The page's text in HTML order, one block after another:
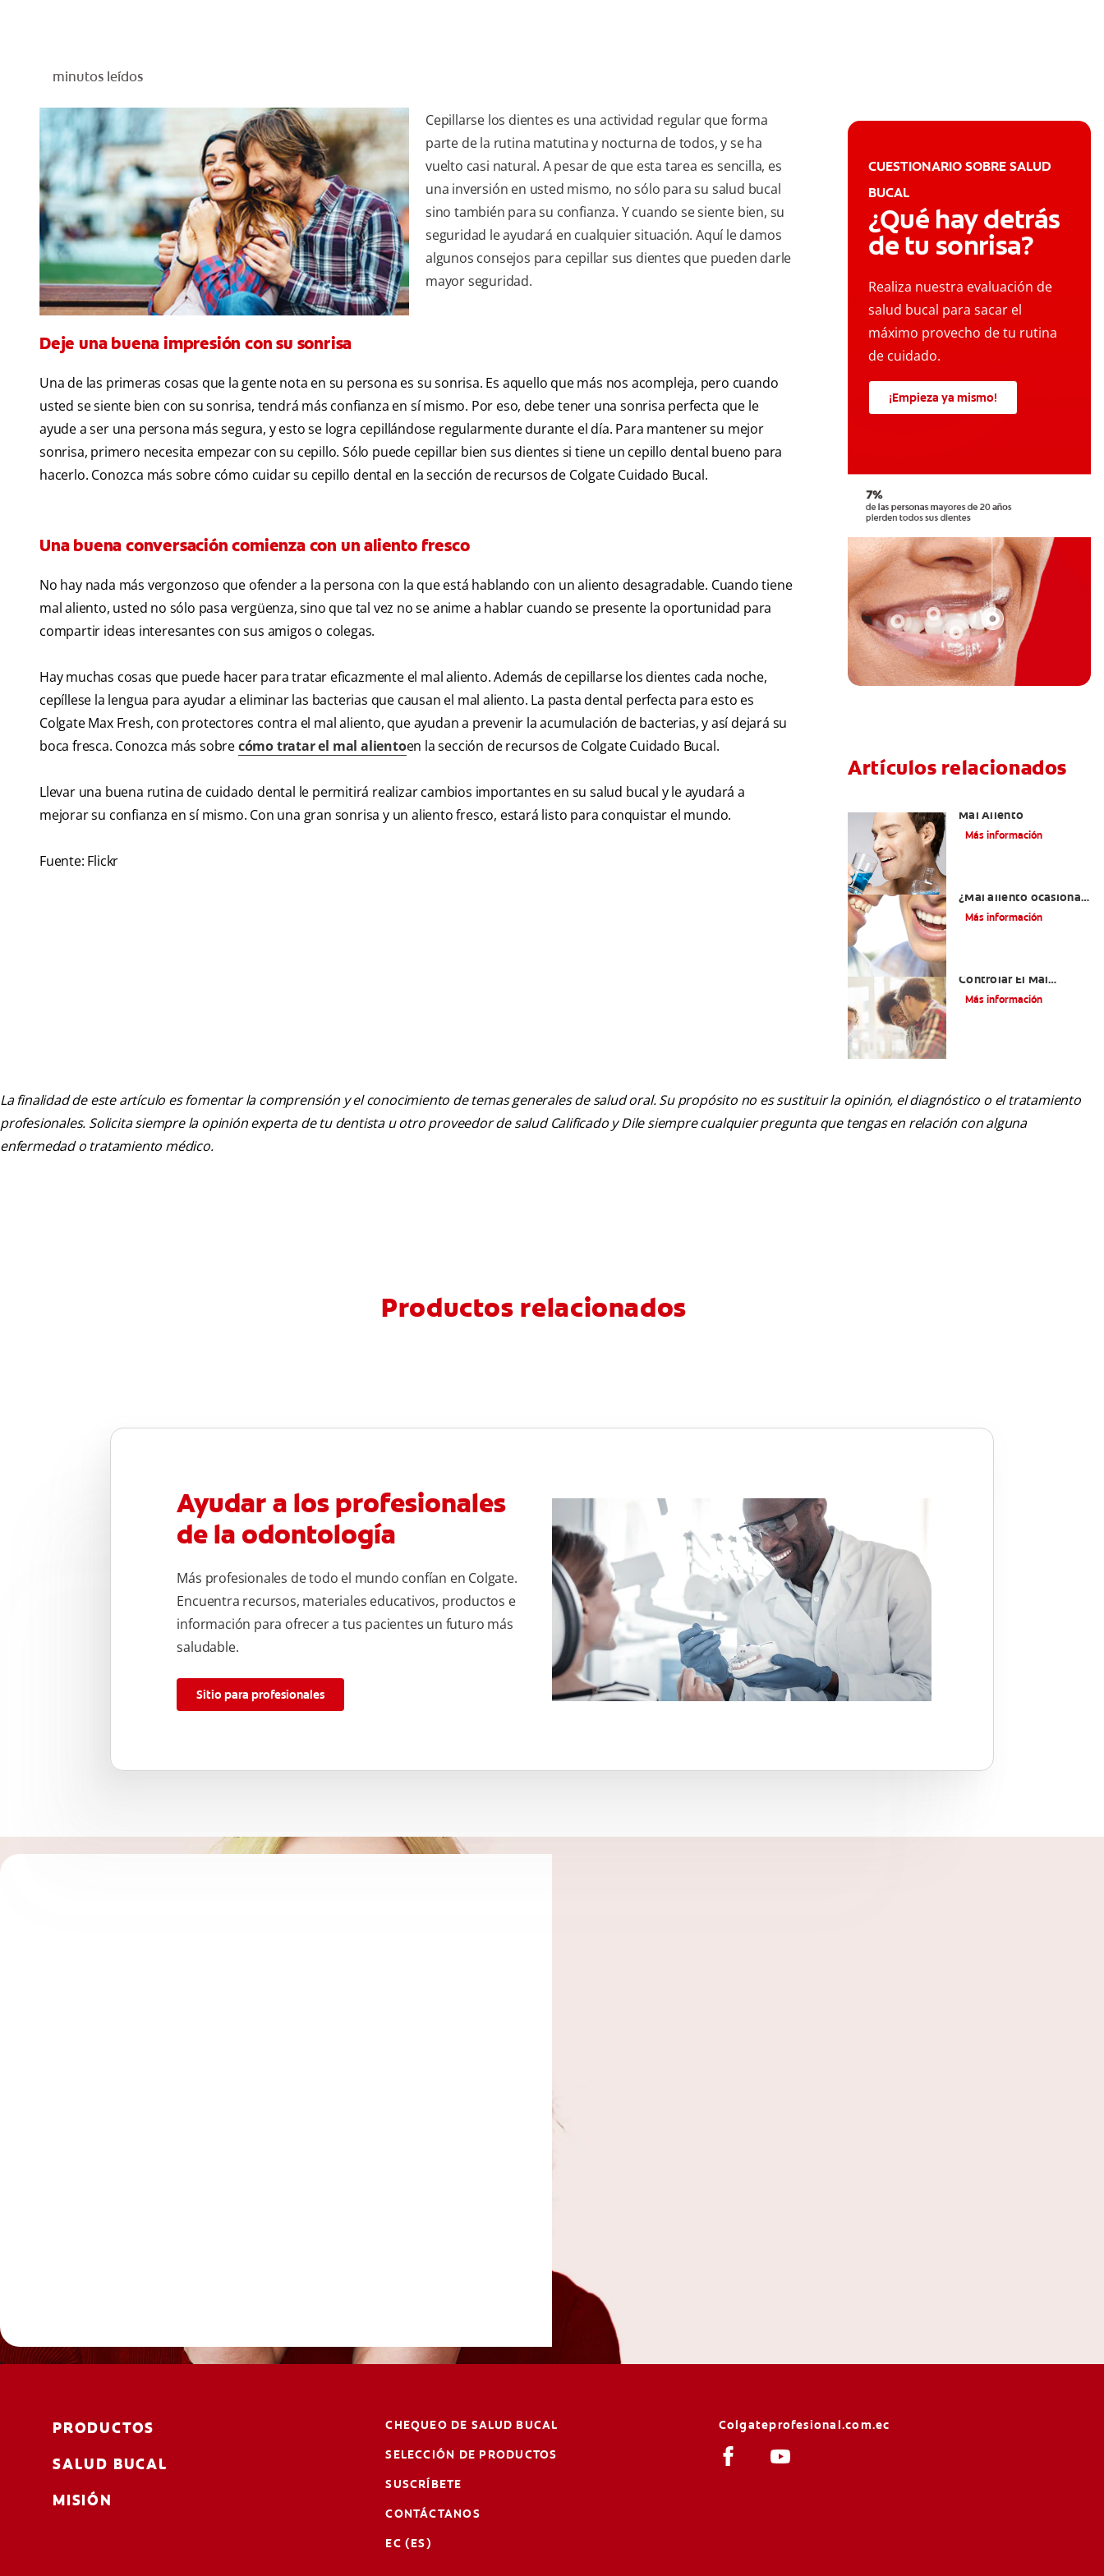
minutos leídos
Cepillarse los dientes es una actividad regular que forma
parte de la rutina matutina y nocturna de todos, y se ha
vuelto casi natural. A pesar de que esta tarea es sencilla, es
una inversión en usted mismo, no sólo para su salud bucal
sino también para su confianza. Y cuando se siente bien, su
seguridad le ayudará en cualquier situación. Aquí le damos
algunos consejos para cepillar sus dientes que pueden darle
mayor seguridad.
Deje una buena impresión con su sonrisa
Una de las primeras cosas que la gente nota en su persona es su sonrisa. Es aquello que más nos acompleja, pero cuando
usted se siente bien con su sonrisa, tendrá más confianza en sí mismo. Por eso, debe tener una sonrisa perfecta que le
ayude a ser una persona más segura, y esto se logra cepillándose regularmente durante el día. Para mantener su mejor
sonrisa, primero necesita empezar con su cepillo. Sólo puede cepillar bien sus dientes si tiene un cepillo dental bueno para
hacerlo. Conozca más sobre cómo cuidar su cepillo dental en la sección de recursos de Colgate Cuidado Bucal.
Una buena conversación comienza con un aliento fresco
No hay nada más vergonzoso que ofender a la persona con la que está hablando con un aliento desagradable. Cuando tiene
mal aliento, usted no sólo pasa vergüenza, sino que tal vez no se anime a hablar cuando se presente la oportunidad para
compartir ideas interesantes con sus amigos o colegas.
Hay muchas cosas que puede hacer para tratar eficazmente el mal aliento. Además de cepillarse los dientes cada noche,
cepíllese la lengua para ayudar a eliminar las bacterias que causan el mal aliento. La pasta dental perfecta para esto es
Colgate Max Fresh, con protectores contra el mal aliento, que ayudan a prevenir la acumulación de bacterias, y así dejará su
boca fresca. Conozca más sobrecómo tratar el mal alientoen la sección de recursos de Colgate Cuidado Bucal.
Llevar una buena rutina de cuidado dental le permitirá realizar cambios importantes en su salud bucal y le ayudará a
mejorar su confianza en sí mismo. Con una gran sonrisa y un aliento fresco, estará listo para conquistar el mundo.
Fuente: Flickr
CUESTIONARIO SOBRE SALUD
BUCAL
¿Qué hay detrás
de tu sonrisa?
Realiza nuestra evaluación de
salud bucal para sacar el
máximo provecho de tu rutina
de cuidado.
¡Empieza ya mismo!
Artículos relacionados
Mal Aliento
Más información
¿Mal aliento ocasional
o problema crónico?
Más información
Controlar El Mal
Aliento
Más información
La finalidad de este artículo es fomentar la comprensión y el conocimiento de temas generales de salud oral. Su propósito no es sustituir la opinión, el diagnóstico o el tratamiento
profesionales. Solicita siempre la opinión experta de tu dentista u otro proveedor de salud Calificado y Dile siempre cualquier pregunta que tengas en relación con alguna
enfermedad o tratamiento médico.
Productos relacionados
Ayudar a los profesionales
de la odontología
Más profesionales de todo el mundo confían en Colgate.
Encuentra recursos, materiales educativos, productos e
información para ofrecer a tus pacientes un futuro más
saludable.
Sitio para profesionales
PRODUCTOS
SALUD BUCAL
MISIÓN
CHEQUEO DE SALUD BUCAL
SELECCIÓN DE PRODUCTOS
SUSCRÍBETE
CONTÁCTANOS
EC (ES)
Colgateprofesional.com.ec